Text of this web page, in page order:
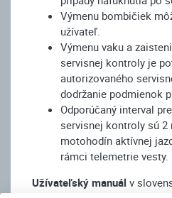
Výmenu bombičiek
užívateľ.
Výmenu vaku a
servisnej kontroly je
autorizovaného
dodržanie podmienok
Odporúčaný interval
servisnej kontroly sú 2
motohodín aktívnej
rámci telemetrie vesty.
Užívateľský manuál v